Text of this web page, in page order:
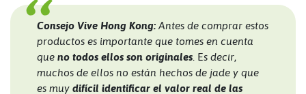
Consejo Vive Hong Kong: Antes de comprar estos
productos es importante que tomes en cuenta
que no todos ellos son originales . Es decir,
muchos de ellos no están hechos de jade y que
es muy difícil identificar el valor real de las